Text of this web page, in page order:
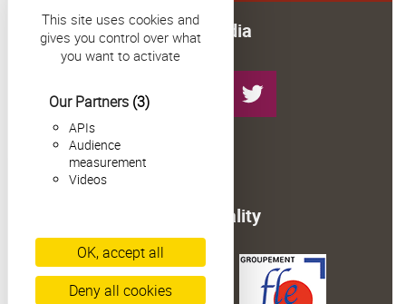
This site uses cookies and
gives you control over what
you want to activate
Our Partners (3)
APIs
Audience
measurement
Videos
OK, accept all
Deny all cookies
Follow us on social media
Twitter
Facebook-Facebook-
Our commitment to quality